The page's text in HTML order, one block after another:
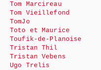
Tom Marcireau
Tom Vieillefond
TomJo
Toto et Maurice
Toufik-de-Planoise
Tristan Thil
Tristan Vebens
Ugo Trelis